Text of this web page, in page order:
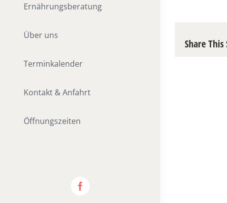
Ernährungsberatung
Über uns
Terminkalender
Kontakt & Anfahrt
Öffnungszeiten
Share